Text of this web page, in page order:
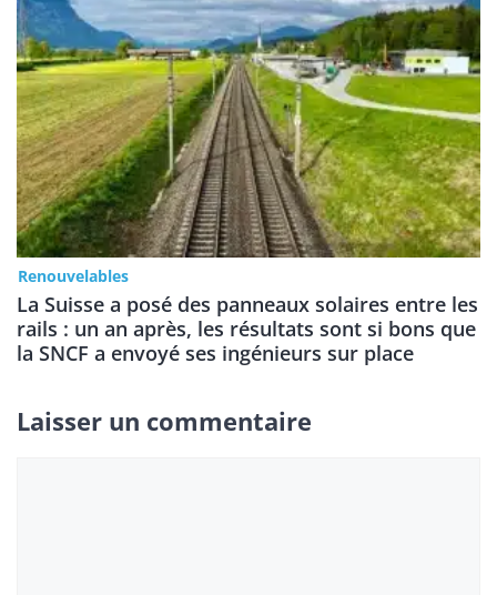
Renouvelables
La Suisse a posé des panneaux solaires entre les
rails : un an après, les résultats sont si bons que
la SNCF a envoyé ses ingénieurs sur place
Laisser un commentaire